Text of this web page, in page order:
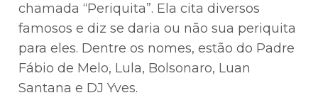
chamada “Periquita”. Ela cita diversos
famosos e diz se daria ou não sua periquita
para eles. Dentre os nomes, estão do Padre
Fábio de Melo, Lula, Bolsonaro, Luan
Santana e DJ Yves.